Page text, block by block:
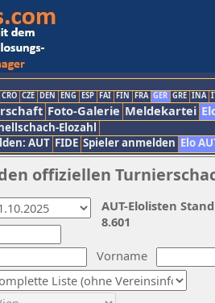
CRO CZE DEN ENG ESP FAI FIN FRA GER GRE INA
Foto-Galerie Meldekartei
Elozahl
AUT FIDE Spieler anmelden Elo
offiziellen
Vorname
AUT-Elolisten
8.601